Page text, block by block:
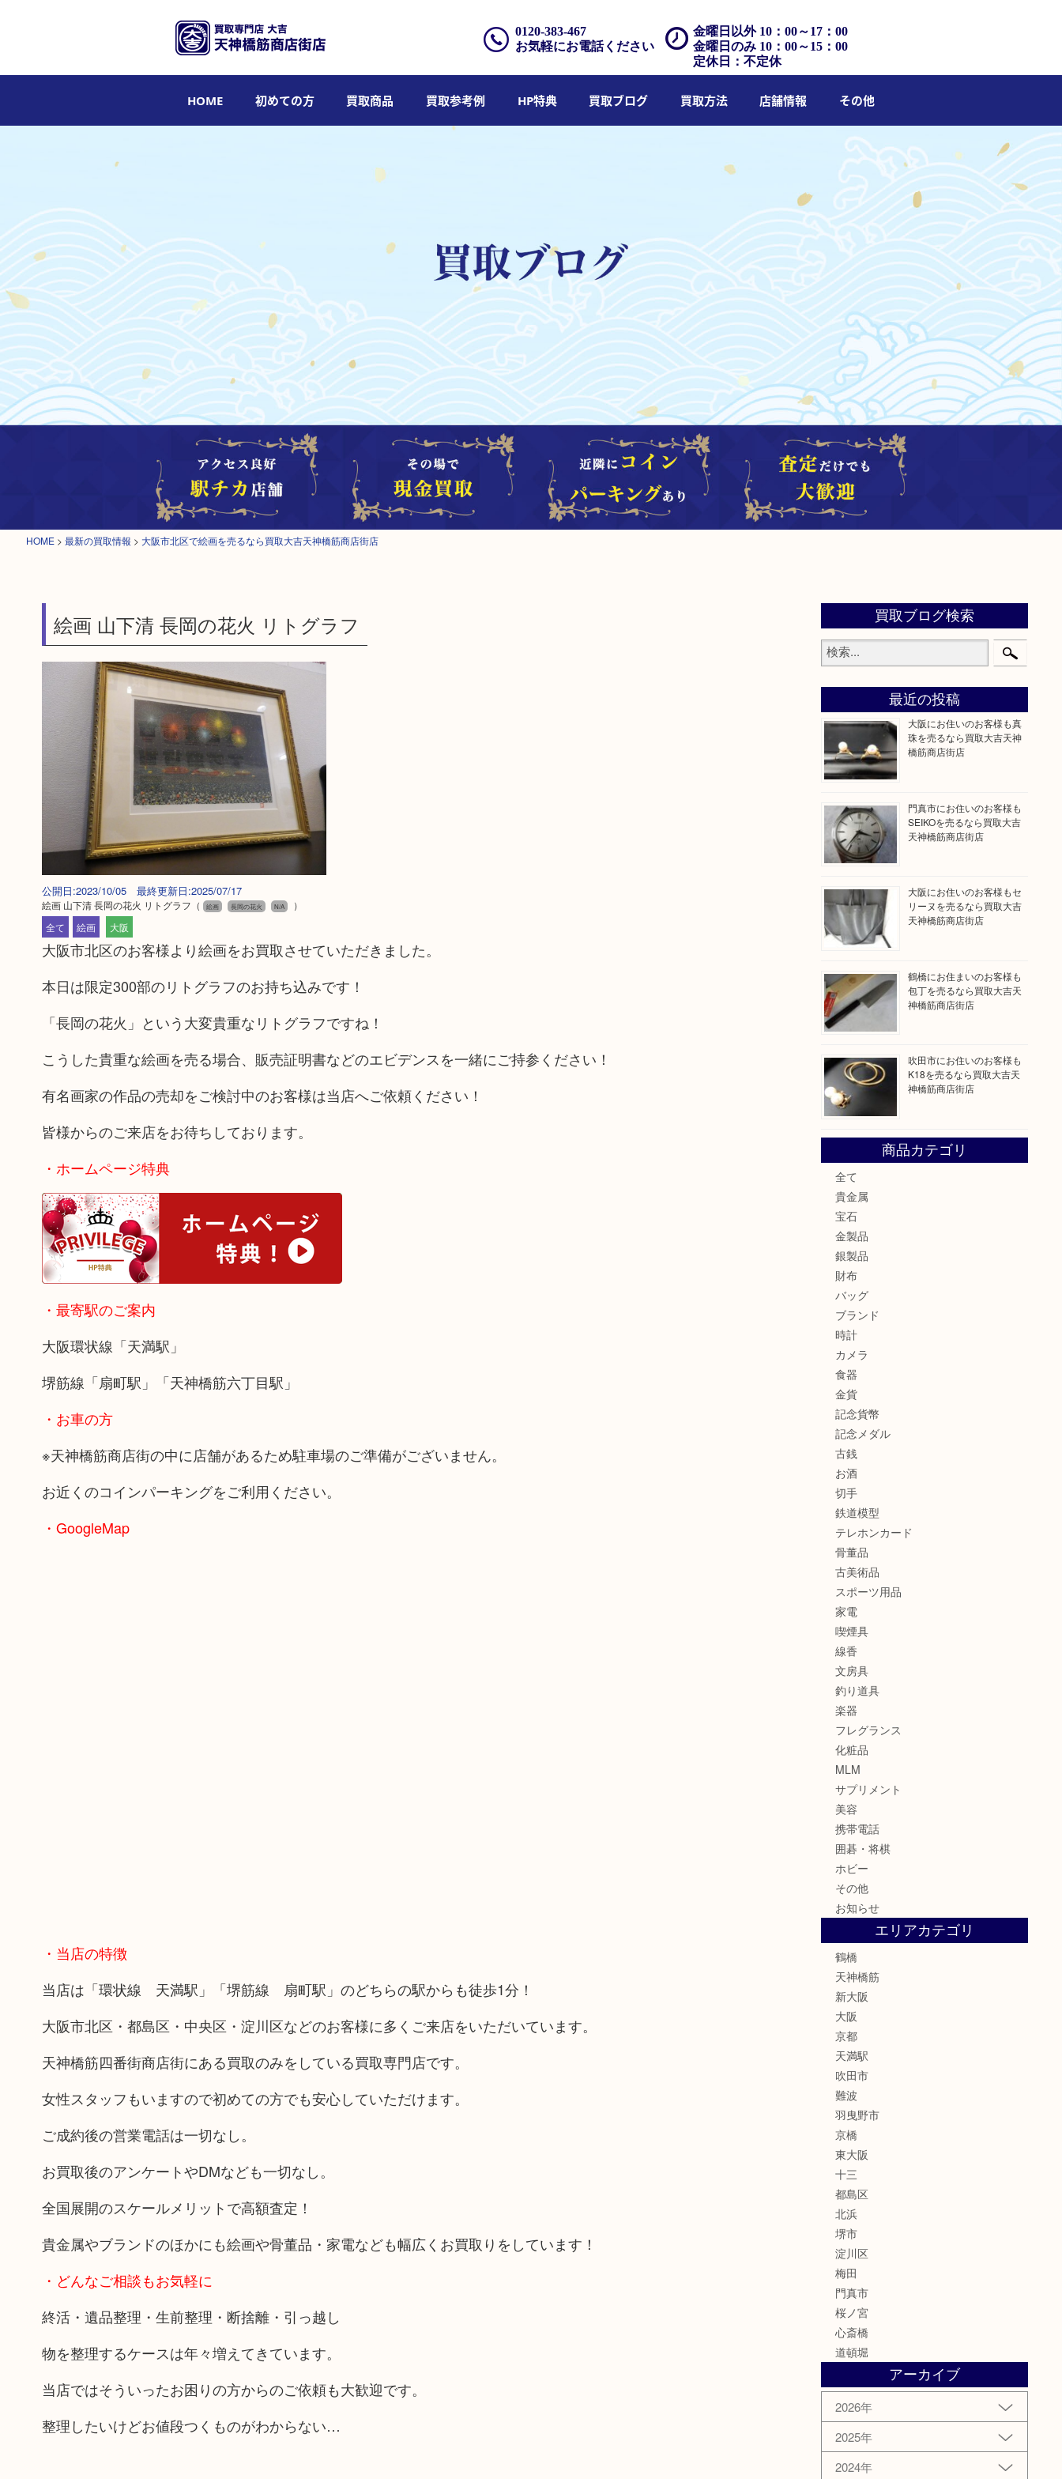
金曜日以外 10：00～17：00
金曜日のみ 10：00～15：00
定休日：不定休
0120-383-467
お気軽にお電話ください
HOME 初めての方 買取商品 買取参考例 HP特典 買取ブログ 買取方法 店舗情報 その他
HOME > 最新の買取情報 > 大阪市北区で絵画を売るなら買取大吉天神橋筋商店街店
絵画 山下清 長岡の花火 リトグラフ
公開日:2023/10/05 最終更新日:2025/07/17
絵画 山下清 長岡の花火 リトグラフ （ 絵画 長岡の花火 N/A
）
全て
絵画 大阪
大阪市北区のお客様より絵画をお買取させていただきました。
本日は限定300部のリトグラフのお持ち込みです！
「長岡の花火」という大変貴重なリトグラフですね！
こうした貴重な絵画を売る場合、販売証明書などのエビデンスを一緒にご持参ください！
有名画家の作品の売却をご検討中のお客様は当店へご依頼ください！
皆様からのご来店をお待ちしております。
・ホームページ特典
・最寄駅のご案内
大阪環状線「天満駅」
堺筋線「扇町駅」「天神橋筋六丁目駅」
・お車の方
※天神橋筋商店街の中に店舗があるため駐車場のご準備がございません。
お近くのコインパーキングをご利用ください。
・GoogleMap
・当店の特徴
当店は「環状線 天満駅」「堺筋線 扇町駅」のどちらの駅からも徒歩1分！
大阪市北区・都島区・中央区・淀川区などのお客様に多くご来店をいただいています。
天神橋筋四番街商店街にある買取のみをしている買取専門店です。
女性スタッフもいますので初めての方でも安心していただけます。
ご成約後の営業電話は一切なし。
お買取後のアンケートやDMなども一切なし。
全国展開のスケールメリットで高額査定！
貴金属やブランドのほかにも絵画や骨董品・家電なども幅広くお買取りをしています！
・どんなご相談もお気軽に
終活・遺品整理・生前整理・断捨離・引っ越し
物を整理するケースは年々増えてきています。
当店ではそういったお困りの方からのご依頼も大歓迎です。
整理したいけどお値段つくものがわからない…
買取ブログ検索
最近の投稿
大阪にお住いのお客様も真
珠を売るなら買取大吉天神
橋筋商店街店
門真市にお住いのお客様も
SEIKOを売るなら買取大吉
天神橋筋商店街店
大阪にお住いのお客様もセ
リーヌを売るなら買取大吉
天神橋筋商店街店
鶴橋にお住まいのお客様も
包丁を売るなら買取大吉天
神橋筋商店街店
吹田市にお住いのお客様も
K18を売るなら買取大吉天
神橋筋商店街店
商品カテゴリ
全て
貴金属
宝石
金製品
銀製品
財布
バッグ
ブランド
時計
カメラ
食器
金貨
記念貨幣
記念メダル
古銭
お酒
切手
鉄道模型
テレホンカード
骨董品
古美術品
スポーツ用品
家電
喫煙具
線香
文房具
釣り道具
楽器
フレグランス
化粧品
MLM
サプリメント
美容
携帯電話
囲碁・将棋
ホビー
その他
お知らせ
エリアカテゴリ
鶴橋
天神橋筋
新大阪
大阪
京都
天満駅
吹田市
難波
羽曳野市
京橋
東大阪
十三
都島区
北浜
堺市
淀川区
梅田
門真市
桜ノ宮
心斎橋
道頓堀
アーカイブ
2026年
2025年
2024年